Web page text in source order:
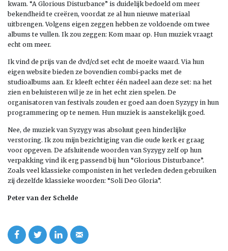
kwam. “A Glorious Disturbance” is duidelijk bedoeld om meer
bekendheid te creëren, voordat ze al hun nieuwe materiaal
uitbrengen. Volgens eigen zeggen hebben ze voldoende om twee
albums te vullen. Ik zou zeggen: Kom maar op. Hun muziek vraagt
echt om meer.
Ik vind de prijs van de dvd/cd set echt de moeite waard. Via hun
eigen website bieden ze bovendien combi-packs met de
studioalbums aan. Er kleeft echter één nadeel aan deze set: na het
zien en beluisteren wil je ze in het echt zien spelen. De
organisatoren van festivals zouden er goed aan doen Syzygy in hun
programmering op te nemen. Hun muziek is aanstekelijk goed.
Nee, de muziek van Syzygy was absoluut geen hinderlijke
verstoring. Ik zou mijn bezichtiging van die oude kerk er graag
voor opgeven. De afsluitende woorden van Syzygy zelf op hun
verpakking vind ik erg passend bij hun “Glorious Disturbance”.
Zoals veel klassieke componisten in het verleden deden gebruiken
zij dezelfde klassieke woorden: “Soli Deo Gloria”.
Peter van der Schelde